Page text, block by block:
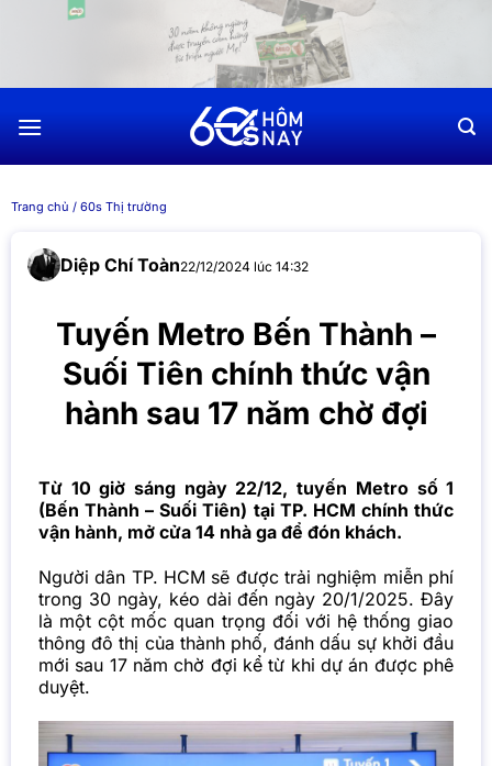
dung
Trang chủ / 60s Thị trường
Diệp Chí Toàn22/12/2024 lúc 14:32
Tuyến Metro Bến Thành –
Suối Tiên chính thức vận
hành sau 17 năm chờ đợi
Từ 10 giờ sáng ngày 22/12,tuyến Metro số 1
(Bến Thành – Suối Tiên) tại TP. HCM chính thức
vận hành, mở cửa 14 nhà ga để đón khách.
Người dân TP. HCM sẽ được trải nghiệm miễn phí
trong 30 ngày, kéo dài đến ngày 20/1/2025. Đây
là một cột mốc quan trọng đối với hệ thống giao
thông đô thị của thành phố, đánh dấu sự khởi đầu
mới sau 17 năm chờ đợi kể từ khi dự án được phê
duyệt.